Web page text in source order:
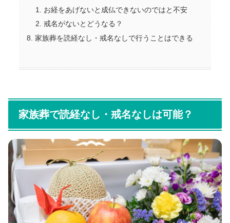
お経をあげないと成仏できないのではと不安
戒名がないとどうなる？
家族葬を読経なし・戒名なしで行うことはできる
家族葬で読経なし・戒名なしは可能？